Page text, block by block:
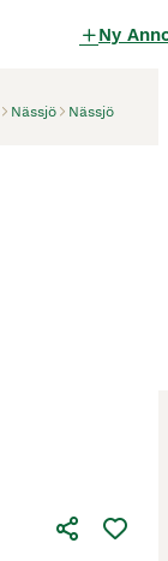
Ny
Nässjö Nässjö